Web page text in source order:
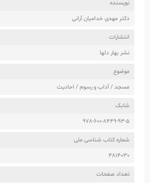
نویسنده
دکتر مهدی خدامیان آرانی
انتشارات
نشر بهار دلها
موضوع
مسجد / آداب و رسوم / احادیث
شابک
978-600-8449-93-5
شماره کتاب شناسی ملی
4814030
تعداد صفحات